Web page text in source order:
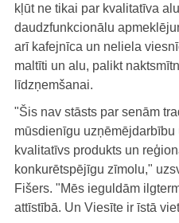
kļūt ne tikai par kvalitatīva
daudzfunkcionālu
arī kafejnīca un neliela
maltīti un alu, palikt
līdzņemšanai.
"Šis nav stāsts par senām
mūsdienīgu
kvalitatīvs produkts un
konkurētspējīgu zīmolu,"
Fišers. "Mēs ieguldām
attīstībā. Un Viesīte ir īstā